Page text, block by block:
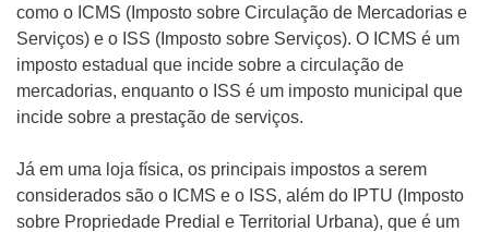
como o ICMS (Imposto sobre Circulação de Mercadorias e
Serviços) e o ISS (Imposto sobre Serviços). O ICMS é um
imposto estadual que incide sobre a circulação de
mercadorias, enquanto o ISS é um imposto municipal que
incide sobre a prestação de serviços.
Já em uma loja física, os principais impostos a serem
considerados são o ICMS e o ISS, além do IPTU (Imposto
sobre Propriedade Predial e Territorial Urbana), que é um